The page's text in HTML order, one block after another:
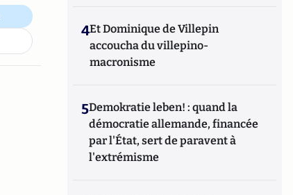
4Et Dominique de Villepin
accoucha du villepino-
macronisme
5Demokratie leben! : quand la
démocratie allemande, financée
par l'État, sert de paravent à
l'extrémisme